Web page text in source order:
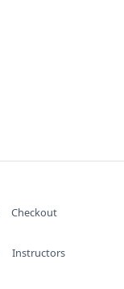
Checkout
Instructors